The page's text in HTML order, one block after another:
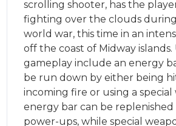
scrolling shooter, has the
fighting over the clouds
world war, this time in an
off the coast of Midway
gameplay include an energy
be run down by either being
incoming fire or using a special
energy bar can be
power-ups, while special